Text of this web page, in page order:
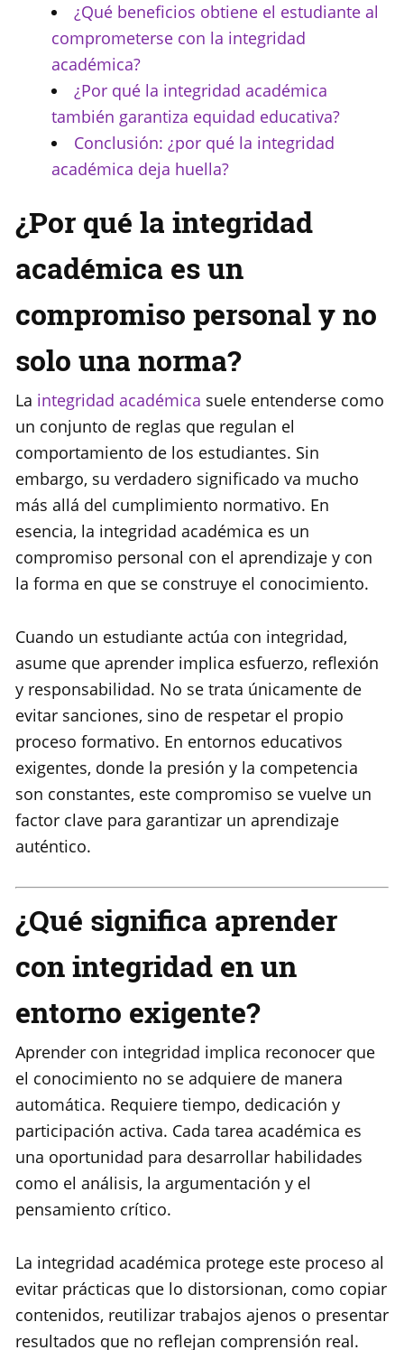
¿Qué beneficios obtiene el estudiante al
comprometerse con la integridad
académica?
¿Por qué la integridad académica
también garantiza equidad educativa?
Conclusión: ¿por qué la integridad
académica deja huella?
¿Por qué la integridad
académica es un
compromiso personal y no
solo una norma?
La integridad académica suele entenderse como
un conjunto de reglas que regulan el
comportamiento de los estudiantes. Sin
embargo, su verdadero significado va mucho
más allá del cumplimiento normativo. En
esencia, la integridad académica es un
compromiso personal con el aprendizaje y con
la forma en que se construye el conocimiento.
Cuando un estudiante actúa con integridad,
asume que aprender implica esfuerzo, reflexión
y responsabilidad. No se trata únicamente de
evitar sanciones, sino de respetar el propio
proceso formativo. En entornos educativos
exigentes, donde la presión y la competencia
son constantes, este compromiso se vuelve un
factor clave para garantizar un aprendizaje
auténtico.
¿Qué significa aprender
con integridad en un
entorno exigente?
Aprender con integridad implica reconocer que
el conocimiento no se adquiere de manera
automática. Requiere tiempo, dedicación y
participación activa. Cada tarea académica es
una oportunidad para desarrollar habilidades
como el análisis, la argumentación y el
pensamiento crítico.
La integridad académica protege este proceso al
evitar prácticas que lo distorsionan, como copiar
contenidos, reutilizar trabajos ajenos o presentar
resultados que no reflejan comprensión real.